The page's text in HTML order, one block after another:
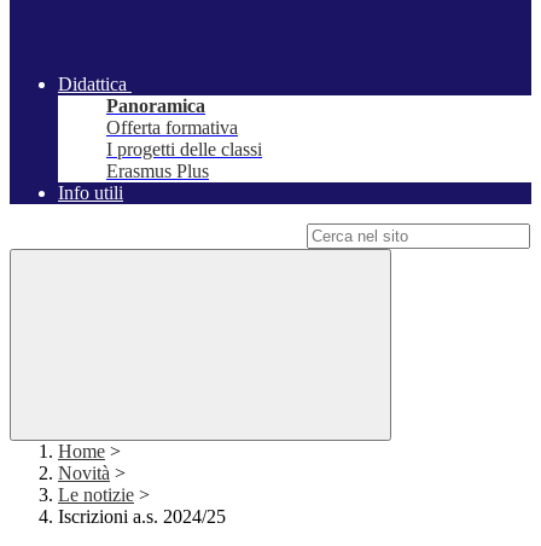
Didattica
Panoramica
Offerta formativa
I progetti delle classi
Erasmus Plus
Info utili
Home >
Novità >
Le notizie >
Iscrizioni a.s. 2024/25